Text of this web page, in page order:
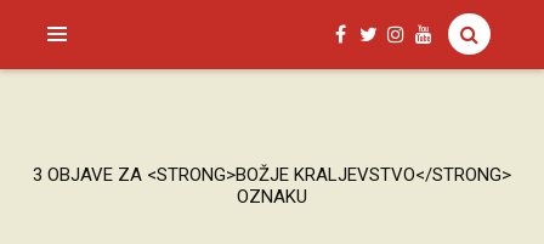
SAGUD.XYZ
3 OBJAVE ZA <STRONG>BOŽJE KRALJEVSTVO</STRONG>
OZNAKU